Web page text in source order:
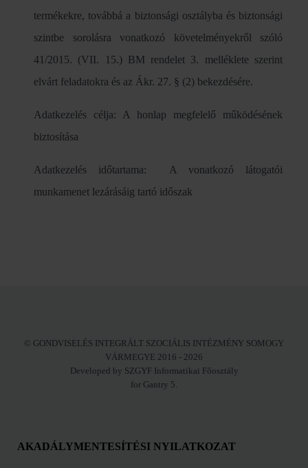
termékekre, továbbá a biztonsági osztályba és biztonsági
szintbe sorolásra vonatkozó követelményekről szóló
41/2015. (VII. 15.) BM rendelet 3. melléklete szerint
elvárt feladatokra és az Ákr. 27. § (2) bekezdésére.
Adatkezelés célja: A honlap megfelelő működésének
biztosítása
Adatkezelés időtartama: A vonatkozó látogatói
munkamenet lezárásáig tartó időszak
© GONDVISELÉS INTEGRÁLT SZOCIÁLIS INTÉZMÉNY SOMOGY
VÁRMEGYE 2016 - 2026
Developed by SZGYF Informatikai Főosztály
for Gantry 5.
AKADÁLYMENTESÍTÉSI NYILATKOZAT